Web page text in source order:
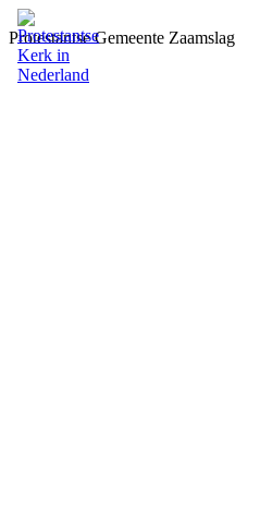
Protestantse Gemeente Zaamslag